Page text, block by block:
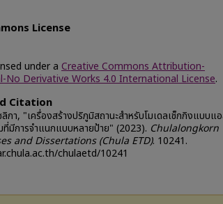
License
under a Creative Commons Attribution-
No Derivative Works 4.0 International License.
Citation
า, "เครื่องสร้างปริภูมิสถานะสำหรับโมเดลเช็กกิงแบบแ
ที่มีการจำแนกแบบหลายป้าย" (2023). Chulalongkorn
and Dissertations (Chula ETD). 10241.
chulaetd/10241